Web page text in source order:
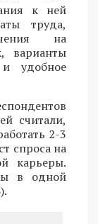
к ней
труда,
на
варианты
и удобное
считали,
2-3
спроса на
карьеры.
в одной